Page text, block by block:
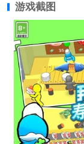
游戏截图